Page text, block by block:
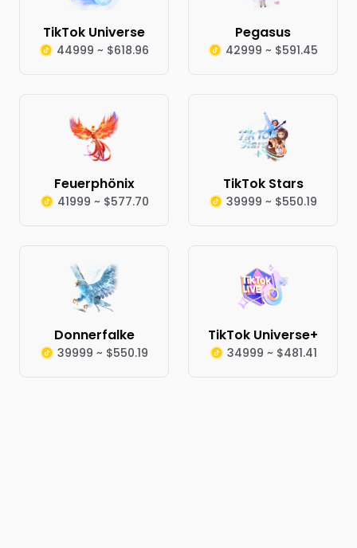
TikTok Universe
44999 ~ $618.96
Pegasus
42999 ~ $591.45
Feuerphönix
41999 ~ $577.70
TikTok Stars
39999 ~ $550.19
Donnerfalke
39999 ~ $550.19
TikTok Universe+
34999 ~ $481.41